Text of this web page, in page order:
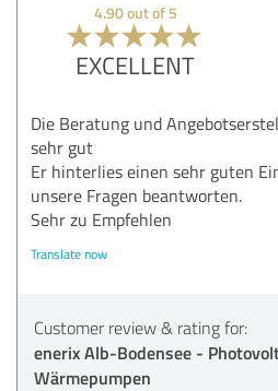
4.90 out of 5
EXCELLENT
Die Beratung und
sehr gut
Er hinterlies einen sehr guten
unsere Fragen beantworten.
Sehr zu Empfehlen
Translate now
Customer review & rating for:
enerix Alb-Bodensee -
Wärmepumpen